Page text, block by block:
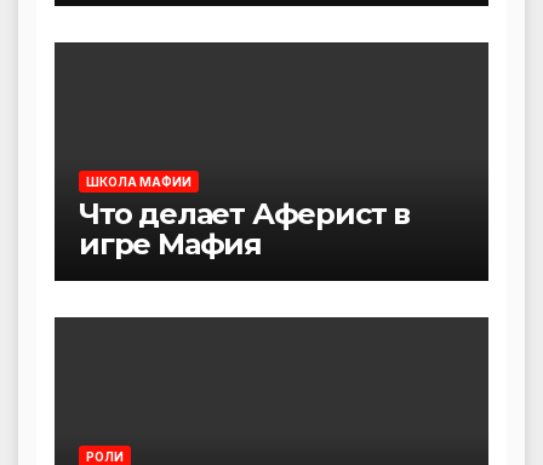
ШКОЛА МАФИИ
Что делает Аферист в
игре Мафия
РОЛИ